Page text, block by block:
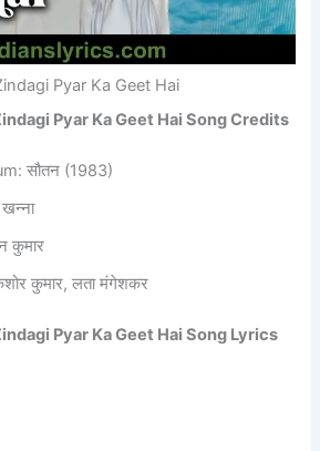
Zindagi Pyar Ka Geet Hai
Pyar Ka Geet Hai Song Credits
सौतन (1983)
कुमार
कुमार, लता मंगेशकर
Pyar Ka Geet Hai Song Lyrics